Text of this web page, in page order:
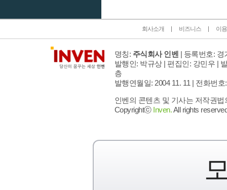
회사소개 비즈니스 이
명칭: 주식회사 인벤 | 등록번호: 경
발행인: 박규상 | 편집인: 강민우 |
층
발행연월일: 2004 11. 11 | 전화번호
인벤의 콘텐츠 및 기사는 저작권
Copyrightⓒ Inven.All rights